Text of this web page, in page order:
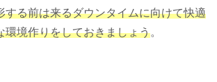
する前は来るダウンタイムに向けて快適
環境作りをしておきましょう。